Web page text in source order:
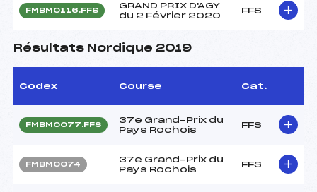
FMBM0116.FFS
GRAND PRIX D'AGY
du 2 Février 2020
FFS
Résultats Nordique 2019
Codex Course Cat.
FMBM0077.FFS
37e Grand-Prix du
Pays Rochois
FFS
FMBM0074
37e Grand-Prix du
Pays Rochois
FFS